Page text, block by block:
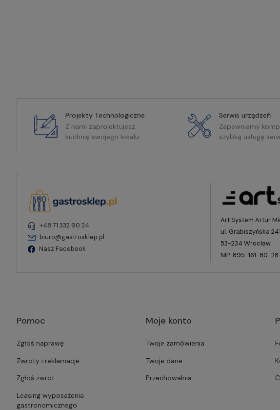
Projekty Technologiczne
Z nami zaprojektujesz
kuchnię swojego lokalu
Serwis urządzeń
Zapewniamy
szybką usługę
+48 71 332 90 24
biuro@gastrosklep.pl
Nasz Facebook
Art System Artur
ul. Grabiszyńska
53-234 Wrocław
NIP: 895-161-80-28
Pomoc
Zgłoś naprawę
Zwroty i reklamacje
Zgłoś zwrot
Leasing wyposażenia
gastronomicznego
Moje konto
Twoje zamówienia
Twoje dane
Przechowalnia